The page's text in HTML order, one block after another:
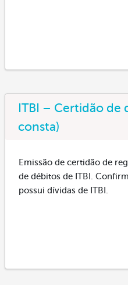
ITBI – Certidão de
consta)
Emissão de certidão de
de débitos de ITBI.
possui dívidas de ITBI.